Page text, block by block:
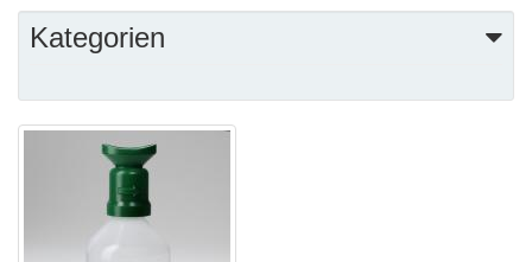
Kategorien